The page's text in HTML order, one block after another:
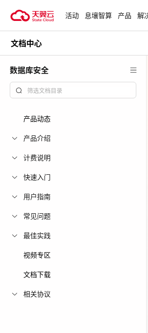
试用，产品折扣等，助您降本增
活动 息壤智算 产品 解
文档中心
数据库安全
产品动态
产品介绍
计费说明
快速入门
用户指南
常见问题
最佳实践
视频专区
文档下载
相关协议